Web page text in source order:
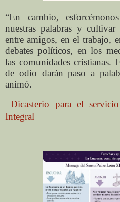
“En cambio,
nuestras palabras y
entre amigos, en el trabajo,
debates políticos, en los
las comunidades cristianas.
de odio darán paso a
animó.
Dicasterio para el
Integral